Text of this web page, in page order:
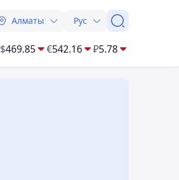
Алматы Рус
$469.85 €542.16 ₽5.78